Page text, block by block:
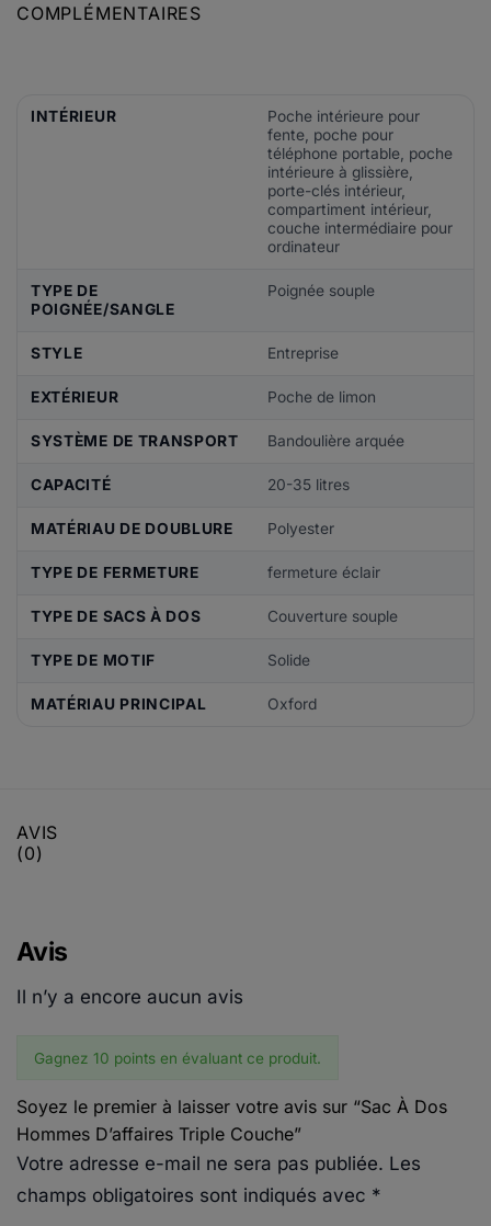
COMPLÉMENTAIRES
INTÉRIEUR
Poche intérieure pour
fente, poche pour
téléphone portable, poche
intérieure à glissière,
porte-clés intérieur,
compartiment intérieur,
couche intermédiaire pour
ordinateur
TYPE DE
POIGNÉE/SANGLE
Poignée souple
STYLE Entreprise
EXTÉRIEUR Poche de limon
SYSTÈME DE TRANSPORT Bandoulière arquée
CAPACITÉ 20-35 litres
MATÉRIAU DE DOUBLURE Polyester
TYPE DE FERMETURE fermeture éclair
TYPE DE SACS À DOS Couverture souple
TYPE DE MOTIF Solide
MATÉRIAU PRINCIPAL Oxford
AVIS
(0)
Avis
Il n’y a encore aucun avis
Gagnez 10 points en évaluant ce produit.
Soyez le premier à laisser votre avis sur “Sac À Dos
Hommes D’affaires Triple Couche”
Votre adresse e-mail ne sera pas publiée. Les
champs obligatoires sont indiqués avec *